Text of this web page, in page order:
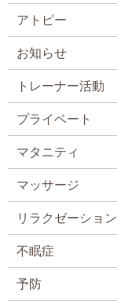
アトピー
お知らせ
トレーナー活動
プライベート
マタニティ
マッサージ
リラクゼーション
不眠症
予防